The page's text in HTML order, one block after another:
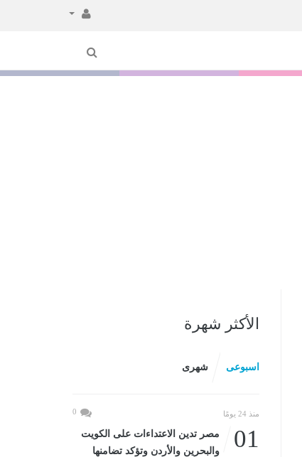
الأكثر شهرة
اسبوعى شهرى
منذ 24 يومًا 0
01
مصر تدين الاعتداءات على الكويت
والبحرين والأردن وتؤكد تضامنها